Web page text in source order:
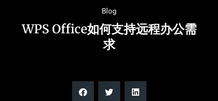
Blog
WPS Office如何支持远程办公需
求